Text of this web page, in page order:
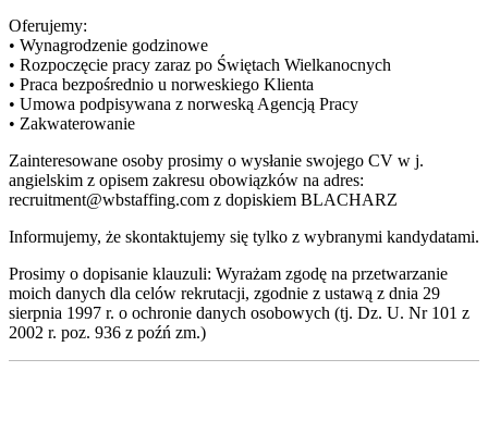
Oferujemy:
• Wynagrodzenie godzinowe
• Rozpoczęcie pracy zaraz po Świętach Wielkanocnych
• Praca bezpośrednio u norweskiego Klienta
• Umowa podpisywana z norweską Agencją Pracy
• Zakwaterowanie
Zainteresowane osoby prosimy o wysłanie swojego CV w j.
angielskim z opisem zakresu obowiązków na adres:
recruitment@wbstaffing.com z dopiskiem BLACHARZ
Informujemy, że skontaktujemy się tylko z wybranymi kandydatami.
Prosimy o dopisanie klauzuli: Wyrażam zgodę na przetwarzanie
moich danych dla celów rekrutacji, zgodnie z ustawą z dnia 29
sierpnia 1997 r. o ochronie danych osobowych (tj. Dz. U. Nr 101 z
2002 r. poz. 936 z poźń zm.)